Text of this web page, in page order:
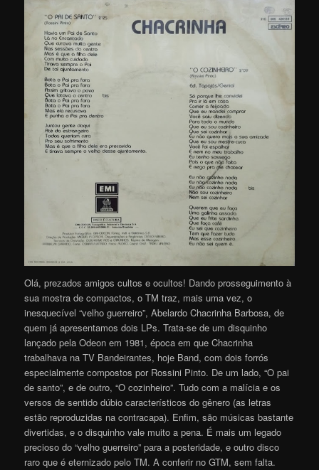
Olá, prezados amigos cultos e ocultos! Dando prosseguimento à
sua mostra de compactos, o TM traz, mais uma vez, o
inesquecível “velho guerreiro”, Abelardo Chacrinha Barbosa, de
quem já apresentamos dois LPs. Trata-se de um disquinho
lançado pela Odeon em 1981, época em que Chacrinha
trabalhava na TV Bandeirantes, hoje Band, com dois forrós
especialmente compostos por Rossini Pinto. De um lado, “O pai
de santo”, e de outro, “O cozinheiro”. Tudo com a malícia e os
versos de sentido dúbio característicos do gênero (as letras
estão reproduzidas na contracapa). Enfim, são músicas bastante
divertidas, e o disquinho vale muito a pena. É mais um legado
precioso do “velho guerreiro” para a posteridade, e outro disco
raro que é eternizado pelo TM. A conferir no GTM, sem falta.